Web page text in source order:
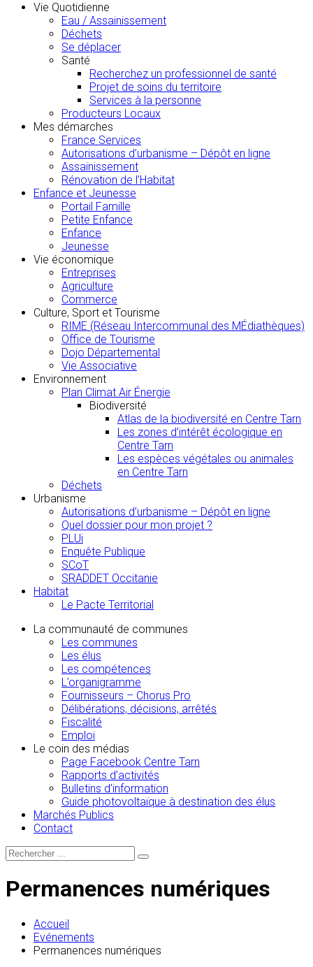
Vie Quotidienne
Eau / Assainissement
Déchets
Se déplacer
Santé
Recherchez un professionnel de santé
Projet de soins du territoire
Services à la personne
Producteurs Locaux
Mes démarches
France Services
Autorisations d’urbanisme – Dépôt en ligne
Assainissement
Rénovation de l’Habitat
Enfance et Jeunesse
Portail Famille
Petite Enfance
Enfance
Jeunesse
Vie économique
Entreprises
Agriculture
Commerce
Culture, Sport et Tourisme
RIME (Réseau Intercommunal des MÉdiathèques)
Office de Tourisme
Dojo Départemental
Vie Associative
Environnement
Plan Climat Air Énergie
Biodiversité
Atlas de la biodiversité en Centre Tarn
Les zones d’intérêt écologique en
Centre Tarn
Les espèces végétales ou animales
en Centre Tarn
Déchets
Urbanisme
Autorisations d’urbanisme – Dépôt en ligne
Quel dossier pour mon projet ?
PLUi
Enquête Publique
SCoT
SRADDET Occitanie
Habitat
Le Pacte Territorial
La communauté de communes
Les communes
Les élus
Les compétences
L’organigramme
Fournisseurs – Chorus Pro
Délibérations, décisions, arrêtés
Fiscalité
Emploi
Le coin des médias
Page Facebook Centre Tarn
Rapports d’activités
Bulletins d’information
Guide photovoltaïque à destination des élus
Marchés Publics
Contact
Permanences numériques
Accueil
Evénements
Permanences numériques